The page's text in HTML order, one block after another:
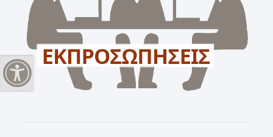
Εναλλαγή Υψηλής Αντίθεσης